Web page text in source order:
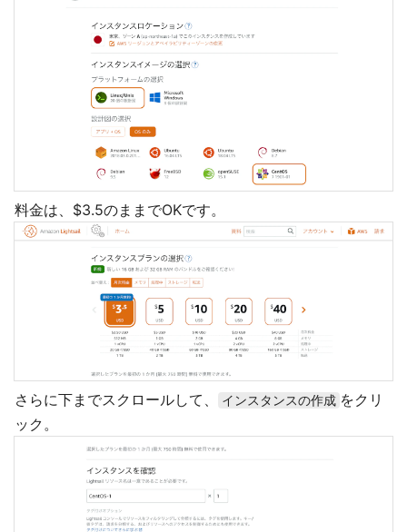
料金は、$3.5のままでOKです。
さらに下までスクロールして、 インスタンスの作成 をクリ
ック。